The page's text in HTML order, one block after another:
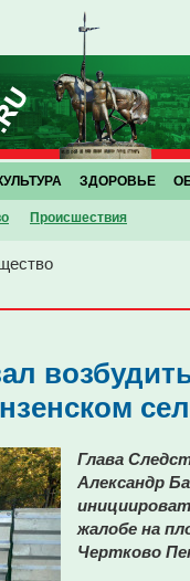
Проиcшествия
ЗДОРОВЬЕ
Глава
Александр
жалобе на
Чертково